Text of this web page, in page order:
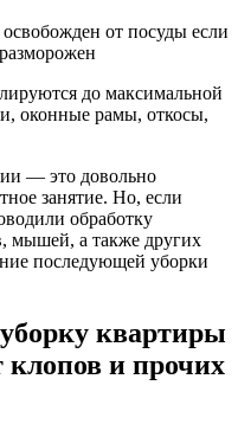
от посуды если
до максимальной
оконные рамы, откосы,
— это довольно
занятие. Но, если
обработку
мышей, а также других
последующей уборки
квартиры
клопов и прочих